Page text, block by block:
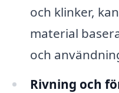
och klinker,
material
och
Rivning och